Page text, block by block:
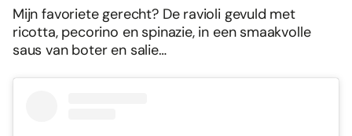
Mijn favoriete gerecht? De ravioli gevuld met
ricotta, pecorino en spinazie, in een smaakvolle
saus van boter en salie…